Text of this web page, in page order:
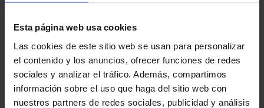
Esta página web usa cookies
Las cookies de este sitio web se usan para personalizar
el contenido y los anuncios, ofrecer funciones de redes
sociales y analizar el tráfico. Además, compartimos
información sobre el uso que haga del sitio web con
nuestros partners de redes sociales, publicidad y análisis
ORDENAR POR: